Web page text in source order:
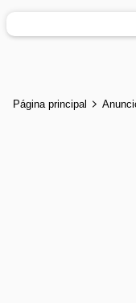
Página principal